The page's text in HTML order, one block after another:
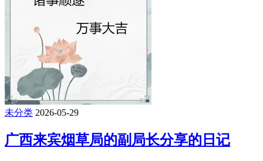
未分类 2026-05-29
广西来宾烟草局的副局长分享的日记